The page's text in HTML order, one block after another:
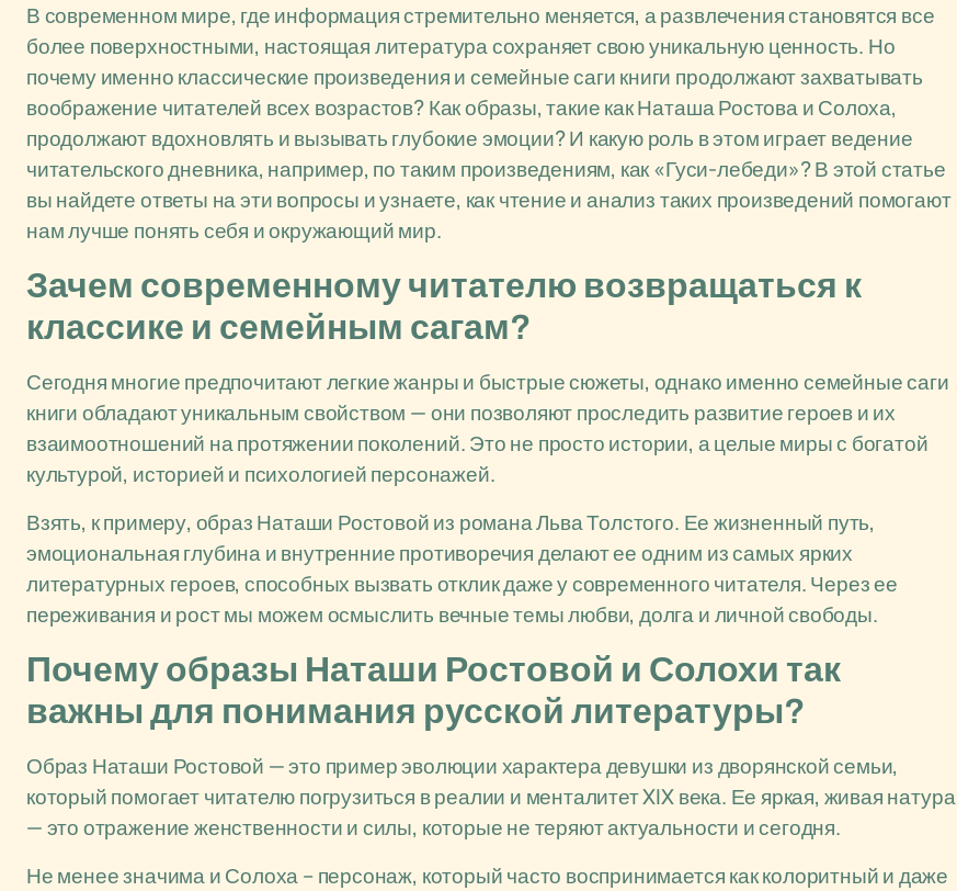
В современном мире, где информация стремительно меняется, а развлечения становятся все
более поверхностными, настоящая литература сохраняет свою уникальную ценность. Но
почему именно классические произведения и семейные саги книги продолжают захватывать
воображение читателей всех возрастов? Как образы, такие как Наташа Ростова и Солоха,
продолжают вдохновлять и вызывать глубокие эмоции? И какую роль в этом играет ведение
читательского дневника, например, по таким произведениям, как «Гуси-лебеди»? В этой статье
вы найдете ответы на эти вопросы и узнаете, как чтение и анализ таких произведений помогают
нам лучше понять себя и окружающий мир.
Зачем современному читателю возвращаться к
классике и семейным сагам?
Сегодня многие предпочитают легкие жанры и быстрые сюжеты, однако именно семейные саги
книги обладают уникальным свойством — они позволяют проследить развитие героев и их
взаимоотношений на протяжении поколений. Это не просто истории, а целые миры с богатой
культурой, историей и психологией персонажей.
Взять, к примеру, образ Наташи Ростовой из романа Льва Толстого. Ее жизненный путь,
эмоциональная глубина и внутренние противоречия делают ее одним из самых ярких
литературных героев, способных вызвать отклик даже у современного читателя. Через ее
переживания и рост мы можем осмыслить вечные темы любви, долга и личной свободы.
Почему образы Наташи Ростовой и Солохи так
важны для понимания русской литературы?
Образ Наташи Ростовой — это пример эволюции характера девушки из дворянской семьи,
который помогает читателю погрузиться в реалии и менталитет XIX века. Ее яркая, живая натура
— это отражение женственности и силы, которые не теряют актуальности и сегодня.
Не менее значима и Солоха – персонаж, который часто воспринимается как колоритный и даже